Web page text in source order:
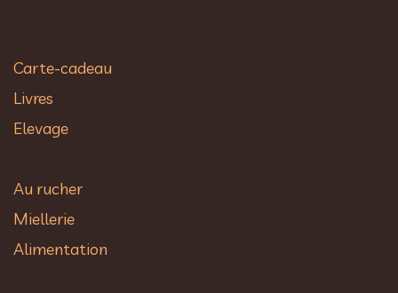
Carte-cadeau
Livres
Elevage
Au rucher​
Miellerie
Alimentation